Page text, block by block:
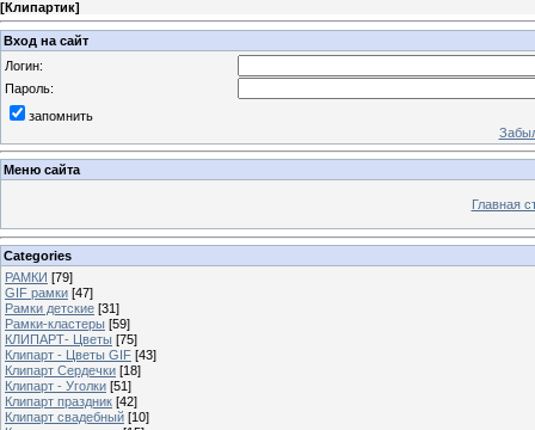
[Клипартик]
Вход на сайт
Логин:
Пароль:
запомнить
Меню сайта
Главная
Categories
РАМКИ [79]
GIF рамки [47]
Рамки детские [31]
Рамки-кластеры [59]
КЛИПАРТ- Цветы [75]
Клипарт - Цветы GIF [43]
Клипарт Сердечки [18]
Клипарт - Уголки [51]
Клипарт праздник [42]
Клипарт свадебный [10]